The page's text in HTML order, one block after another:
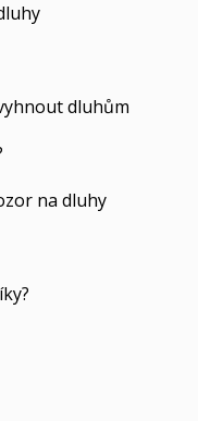
dluhům
na dluhy